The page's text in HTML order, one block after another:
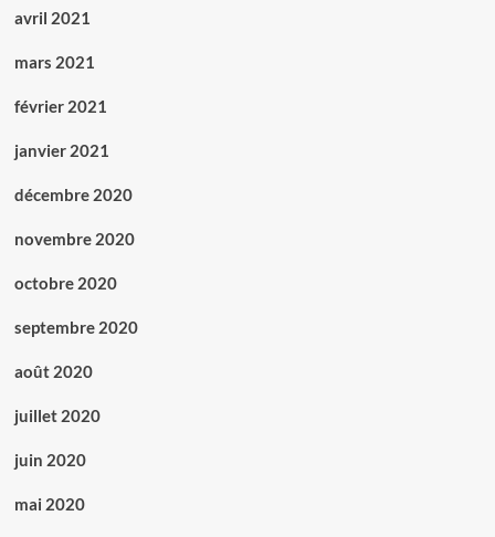
avril 2021
mars 2021
février 2021
janvier 2021
décembre 2020
novembre 2020
octobre 2020
septembre 2020
août 2020
juillet 2020
juin 2020
mai 2020